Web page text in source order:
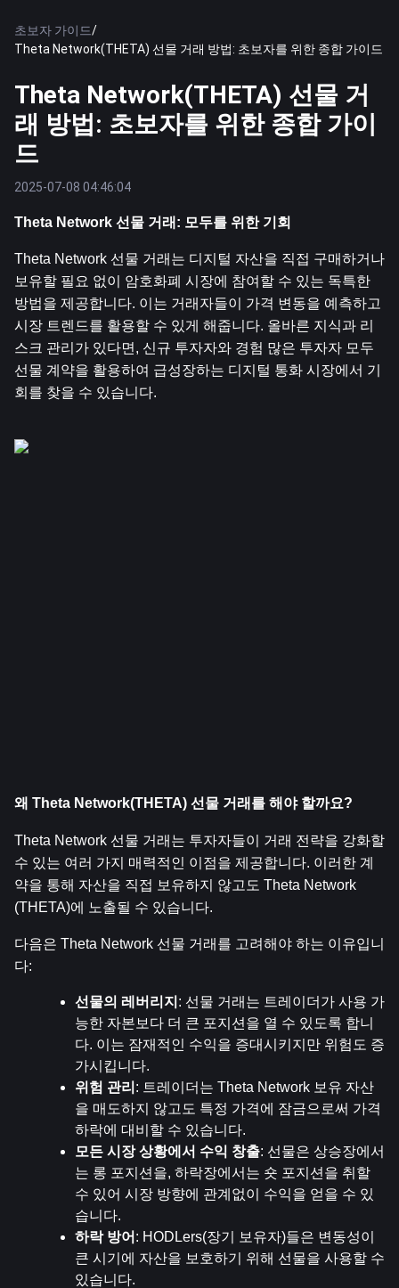
초보자 가이드/
Theta Network(THETA) 선물 거래 방법: 초보자를 위한 종합 가이드
Theta Network(THETA) 선물 거
래 방법: 초보자를 위한 종합 가이
드
2025-07-08 04:46:04
Theta Network 선물 거래: 모두를 위한 기회
Theta Network 선물 거래는 디지털 자산을 직접 구매하거나
보유할 필요 없이 암호화폐 시장에 참여할 수 있는 독특한
방법을 제공합니다. 이는 거래자들이 가격 변동을 예측하고
시장 트렌드를 활용할 수 있게 해줍니다. 올바른 지식과 리
스크 관리가 있다면, 신규 투자자와 경험 많은 투자자 모두
선물 계약을 활용하여 급성장하는 디지털 통화 시장에서 기
회를 찾을 수 있습니다.
왜 Theta Network(THETA) 선물 거래를 해야 할까요?
Theta Network 선물 거래는 투자자들이 거래 전략을 강화할
수 있는 여러 가지 매력적인 이점을 제공합니다. 이러한 계
약을 통해 자산을 직접 보유하지 않고도 Theta Network
(THETA)에 노출될 수 있습니다.
다음은 Theta Network 선물 거래를 고려해야 하는 이유입니
다:
선물의 레버리지 : 선물 거래는 트레이더가 사용 가
능한 자본보다 더 큰 포지션을 열 수 있도록 합니
다. 이는 잠재적인 수익을 증대시키지만 위험도 증
가시킵니다.
위험 관리 : 트레이더는 Theta Network 보유 자산
을 매도하지 않고도 특정 가격에 잠금으로써 가격
하락에 대비할 수 있습니다.
모든 시장 상황에서 수익 창출: 선물은 상승장에서
는 롱 포지션을, 하락장에서는 숏 포지션을 취할
수 있어 시장 방향에 관계없이 수익을 얻을 수 있
습니다.
하락 방어 : HODLers(장기 보유자)들은 변동성이
큰 시기에 자산을 보호하기 위해 선물을 사용할 수
있습니다.